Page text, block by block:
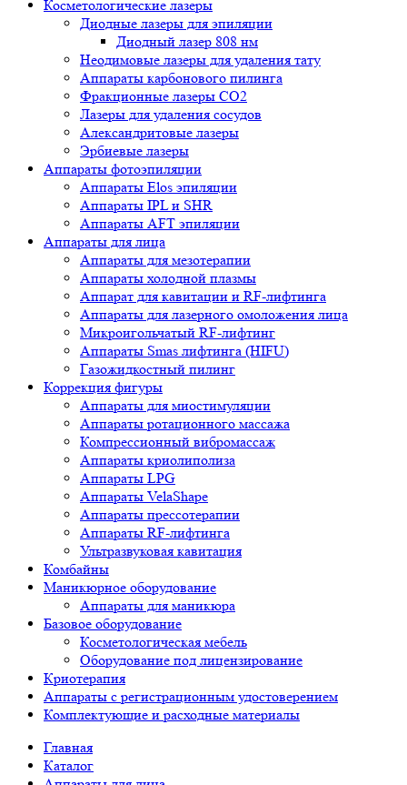
Косметологические лазеры
Диодные лазеры для эпиляции
Диодный лазер 808 нм
Неодимовые лазеры для удаления тату
Аппараты карбонового пилинга
Фракционные лазеры CO2
Лазеры для удаления сосудов
Александритовые лазеры
Эрбиевые лазеры
Аппараты фотоэпиляции
Аппараты Elos эпиляции
Аппараты IPL и SHR
Аппараты AFT эпиляции
Аппараты для лица
Аппараты для мезотерапии
Аппараты холодной плазмы
Аппарат для кавитации и RF-лифтинга
Аппараты для лазерного омоложения лица
Микроигольчатый RF-лифтинг
Аппараты Smas лифтинга (HIFU)
Газожидкостный пилинг
Коррекция фигуры
Аппараты для миостимуляции
Аппараты ротационного массажа
Компрессионный вибромассаж
Аппараты криолиполиза
Аппараты LPG
Аппараты VelaShape
Аппараты прессотерапии
Аппараты RF-лифтинга
Ультразвуковая кавитация
Комбайны
Маникюрное оборудование
Аппараты для маникюра
Базовое оборудование
Косметологическая мебель
Оборудование под лицензирование
Криотерапия
Аппараты c регистрационным удостоверением
Комплектующие и расходные материалы
Главная
Каталог